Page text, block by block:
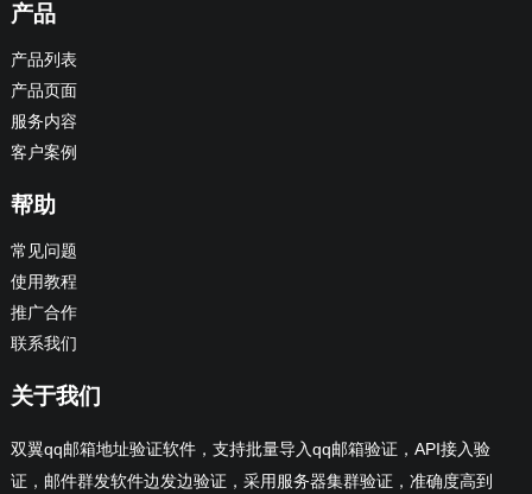
产品
产品列表
产品页面
服务内容
客户案例
帮助
常见问题
使用教程
推广合作
联系我们
关于我们
双翼qq邮箱地址验证软件，支持批量导入qq邮箱验证，API接入验
证，邮件群发软件边发边验证，采用服务器集群验证，准确度高到